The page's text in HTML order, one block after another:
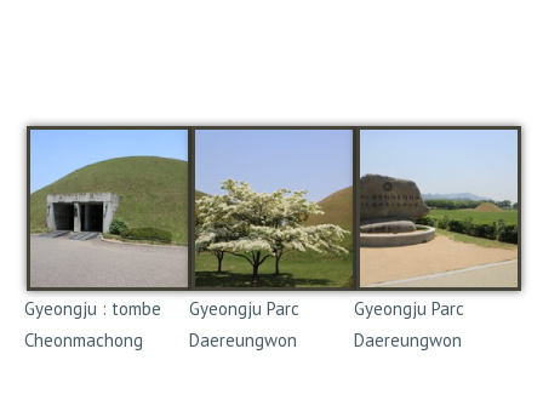
Gyeongju : tombe
Cheonmachong
Gyeongju Parc
Daereungwon
Gyeongju Parc
Daereungwon